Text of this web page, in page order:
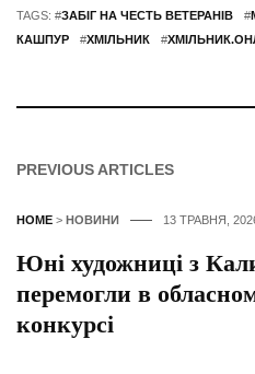
TAGS: #ЗАБІГ НА ЧЕСТЬ ВЕТЕРАНІВ #
КАШПУР
#ХМІЛЬНИК #
PREVIOUS ARTICLES
HOME > НОВИНИ 13 ТРАВНЯ,
Юні художниці з
перемогли в
конкурсі